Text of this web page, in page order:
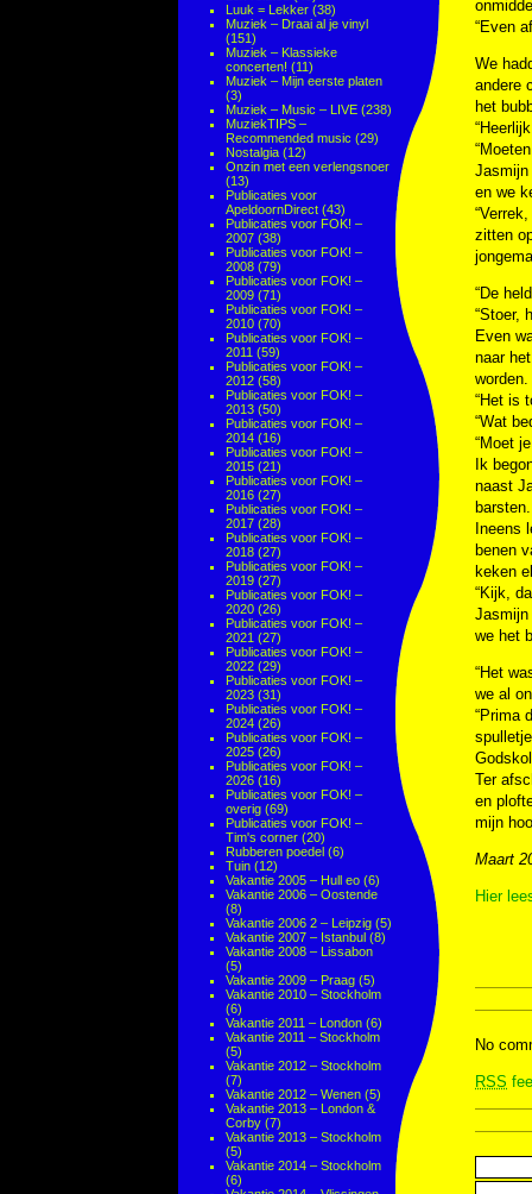
Luuk = Lekker (38)
Muziek – Draai al je vinyl
(151)
Muziek – Klassieke
concerten! (11)
Muziek – Mijn eerste platen
(3)
Muziek – Music – LIVE (238)
MuziekTIPS –
Recommended music (29)
Nostalgia (12)
Onzin met een verlengsnoer
(13)
Publicaties voor
ApeldoornDirect (43)
Publicaties voor FOK! –
2007 (38)
Publicaties voor FOK! –
2008 (79)
Publicaties voor FOK! –
2009 (71)
Publicaties voor FOK! –
2010 (70)
Publicaties voor FOK! –
2011 (59)
Publicaties voor FOK! –
2012 (58)
Publicaties voor FOK! –
2013 (50)
Publicaties voor FOK! –
2014 (16)
Publicaties voor FOK! –
2015 (21)
Publicaties voor FOK! –
2016 (27)
Publicaties voor FOK! –
2017 (28)
Publicaties voor FOK! –
2018 (27)
Publicaties voor FOK! –
2019 (27)
Publicaties voor FOK! –
2020 (26)
Publicaties voor FOK! –
2021 (27)
Publicaties voor FOK! –
2022 (29)
Publicaties voor FOK! –
2023 (31)
Publicaties voor FOK! –
2024 (26)
Publicaties voor FOK! –
2025 (26)
Publicaties voor FOK! –
2026 (16)
Publicaties voor FOK! –
overig (69)
Publicaties voor FOK! –
Tim's corner (20)
Rubberen poedel (6)
Tuin (12)
Vakantie 2005 – Hull eo (6)
Vakantie 2006 – Oostende
(8)
Vakantie 2006 2 – Leipzig (5)
Vakantie 2007 – Istanbul (8)
Vakantie 2008 – Lissabon
(5)
Vakantie 2009 – Praag (5)
Vakantie 2010 – Stockholm
(6)
Vakantie 2011 – London (6)
Vakantie 2011 – Stockholm
(5)
Vakantie 2012 – Stockholm
(7)
Vakantie 2012 – Wenen (5)
Vakantie 2013 – London &
Corby (7)
Vakantie 2013 – Stockholm
(5)
Vakantie 2014 – Stockholm
(6)
“Even
We
andere
het
Jasmijn
en we
zitten
“De
“Stoer,
Even
naar
“Het is
“Wat
“Moet
Ik
naast
barsten.
Ineens
benen
keken
“Kijk,
Jasmijn
we het
“Het
we al
“Prima
Ter
en
mijn
Maart
Hier
No
RSS